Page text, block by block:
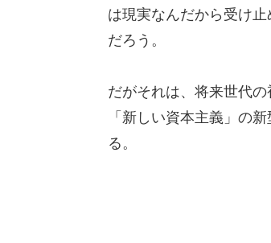
は現実なんだから受け
だろう。
だがそれは、将来世代
「新しい資本主義」の
る。